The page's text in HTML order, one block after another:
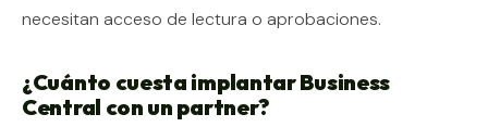
necesitan acceso de lectura o aprobaciones.
¿Cuánto cuesta implantar Business
Central con un partner?